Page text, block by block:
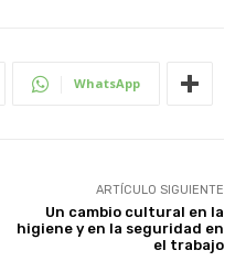
WhatsApp
ARTÍCULO SIGUIENTE
Un cambio cultural en la
higiene y en la seguridad en
el trabajo